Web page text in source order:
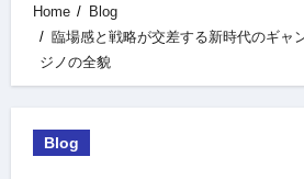
Home
Blog
臨場感と戦略が交差する新時代のギャ
ジノの全貌
Blog